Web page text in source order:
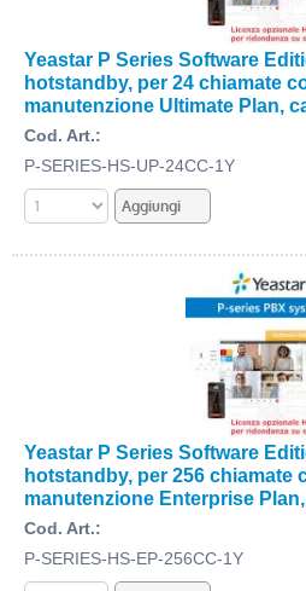
Yeastar P Series Software
hotstandby, per 24 chiamate
manutenzione Ultimate Plan,
Cod. Art.:
P-SERIES-HS-UP-24CC-1Y
Yeastar P Series Software
hotstandby, per 256 chiamate
manutenzione Enterprise
Cod. Art.:
P-SERIES-HS-EP-256CC-1Y